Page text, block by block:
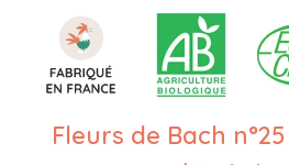
Fleurs de Bach